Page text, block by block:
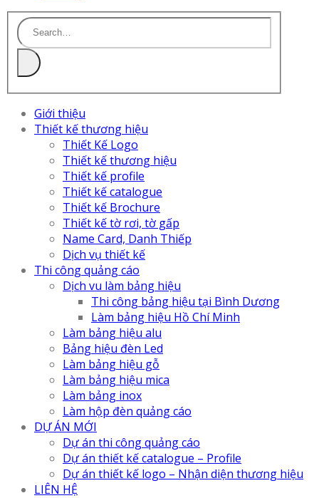
Giới thiệu
Thiết kế thương hiệu
Thiết Kế Logo
Thiết kế thương hiệu
Thiết kế profile
Thiết kế catalogue
Thiết kế Brochure
Thiết kế tờ rơi, tờ gấp
Name Card, Danh Thiếp
Dịch vụ thiết kế
Thi công quảng cáo
Dịch vu làm bảng hiệu
Thi công bảng hiệu tại Bình Dương
Làm bảng hiệu Hồ Chí Minh
Làm bảng hiệu alu
Bảng hiệu đèn Led
Làm bảng hiệu gỗ
Làm bảng hiệu mica
Làm bảng inox
Làm hộp đèn quảng cáo
DỰ ÁN MỚI
Dự án thi công quảng cáo
Dự án thiết kế catalogue – Profile
Dự án thiết kế logo – Nhận diện thương hiệu
LIÊN HỆ